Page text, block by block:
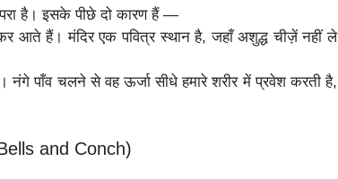
है। इसके पीछे दो कारण हैं —
आते हैं। मंदिर एक पवित्र स्थान है, जहाँ अशुद्ध चीज़ें नहीं ले
नंगे पाँव चलने से वह ऊर्जा सीधे हमारे शरीर में प्रवेश करती है,
and Conch)